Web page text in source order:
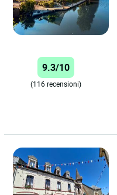
9.3/10
(116 recensioni)